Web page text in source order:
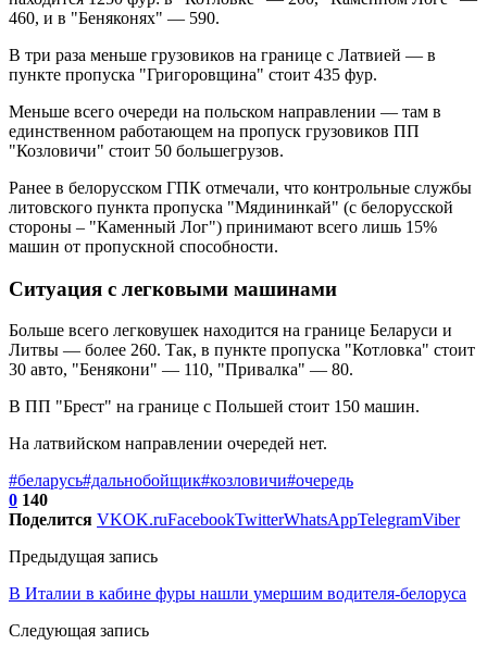
460, и в "Беняконях" — 590.
В три раза меньше грузовиков на границе с Латвией — в
пункте пропуска "Григоровщина" стоит 435 фур.
Меньше всего очереди на польском направлении — там в
единственном работающем на пропуск грузовиков ПП
"Козловичи" стоит 50 большегрузов.
Ранее в белорусском ГПК отмечали, что контрольные службы
литовского пункта пропуска "Мядининкай" (с белорусской
стороны – "Каменный Лог") принимают всего лишь 15%
машин от пропускной способности.
Ситуация с легковыми машинами
Больше всего легковушек находится на границе Беларуси и
Литвы — более 260. Так, в пункте пропуска "Котловка" стоит
30 авто, "Бенякони" — 110, "Привалка" — 80.
В ПП "Брест" на границе с Польшей стоит 150 машин.
На латвийском направлении очередей нет.
#беларусь#дальнобойщик#козловичи#очередь
0 140
Поделится VKOK.ruFacebookTwitterWhatsAppTelegramViber
Предыдущая запись
В Италии в кабине фуры нашли умершим водителя-белоруса
Следующая запись